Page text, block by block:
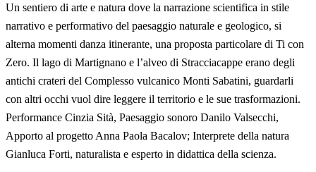
Un sentiero di arte e natura dove la narrazione scientifica in stile
narrativo e performativo del paesaggio naturale e geologico, si
alterna momenti danza itinerante, una proposta particolare di Ti con
Zero. Il lago di Martignano e l’alveo di Stracciacappe erano degli
antichi crateri del Complesso vulcanico Monti Sabatini, guardarli
con altri occhi vuol dire leggere il territorio e le sue trasformazioni.
Performance Cinzia Sità, Paesaggio sonoro Danilo Valsecchi,
Apporto al progetto Anna Paola Bacalov; Interprete della natura
Gianluca Forti, naturalista e esperto in didattica della scienza.